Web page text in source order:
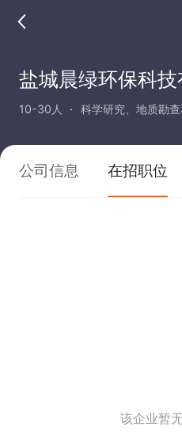
盐城晨绿环保科技
10-30人 科学研究、地质勘
公司信息 在招职位
该企业暂